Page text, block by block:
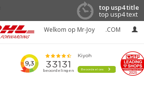
top usp4 title
top usp4 text
Welkom op Mr-Joy .COM